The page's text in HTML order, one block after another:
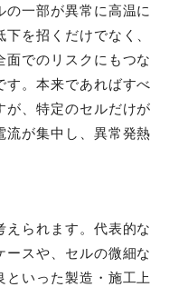
の一部が異常に高温に
を招くだけでなく、
面でのリスクにもつな
す。本来であればすべ
が、特定のセルだけが
流が集中し、異常発熱
えられます。代表的な
ースや、セルの微細な
いった製造・施工上